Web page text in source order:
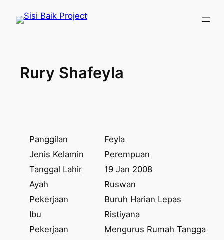
Rury Shafeyla
Panggilan
Feyla
Jenis Kelamin
Perempuan
Tanggal Lahir
19 Jan 2008
Ayah
Ruswan
Pekerjaan
Buruh Harian Lepas
Ibu
Ristiyana
Pekerjaan
Mengurus Rumah Tangga